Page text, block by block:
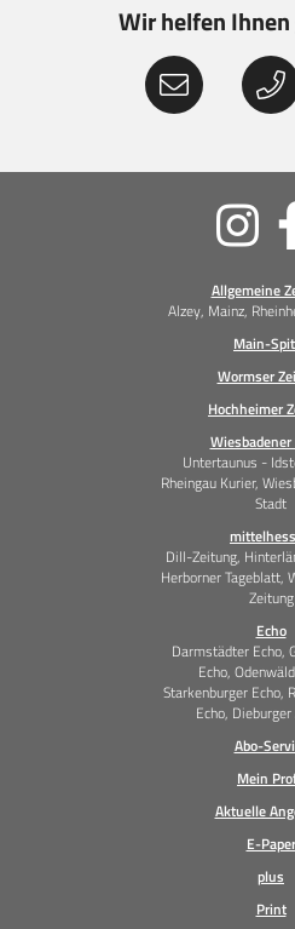
Wir helfen
Allgemeine
Alzey, Mainz,
Main-
Wormser
Hochheimer
Untertaunus -
Rheingau Kurier,
Stadt
Dill-Zeitung,
Herborner Tageblatt,
Zeitung
Echo
Darmstädter Echo,
Echo,
Starkenburger Echo,
Echo,
Abo-
Mein
Aktuelle
E-Paper
plus
Print